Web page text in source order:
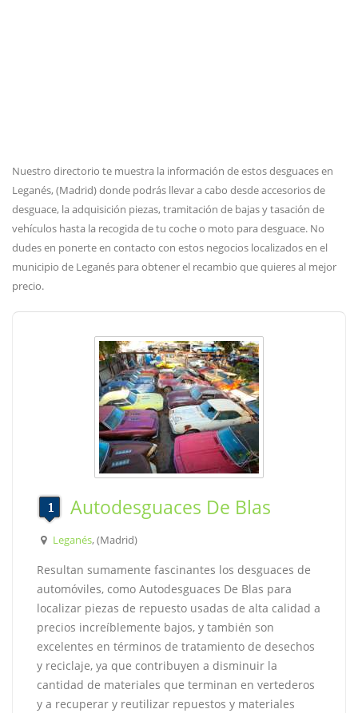
Nuestro directorio te muestra la información de estos desguaces en
Leganés, (Madrid) donde podrás llevar a cabo desde accesorios de
desguace, la adquisición piezas, tramitación de bajas y tasación de
vehículos hasta la recogida de tu coche o moto para desguace. No
dudes en ponerte en contacto con estos negocios localizados en el
municipio de Leganés para obtener el recambio que quieres al mejor
precio.
Autodesguaces De Blas
Leganés, (Madrid)
Resultan sumamente fascinantes los desguaces de
automóviles, como Autodesguaces De Blas para
localizar piezas de repuesto usadas de alta calidad a
precios increíblemente bajos, y también son
excelentes en términos de tratamiento de desechos
y reciclaje, ya que contribuyen a disminuir la
cantidad de materiales que terminan en vertederos
y a recuperar y reutilizar repuestos y materiales